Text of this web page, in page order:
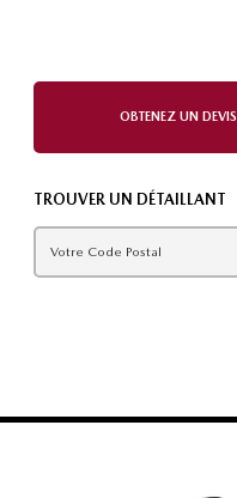
OBTENEZ UN DEVIS
TROUVER UN DÉTAILLANT